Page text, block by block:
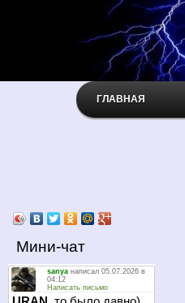
ГЛАВНАЯ
Мини-чат